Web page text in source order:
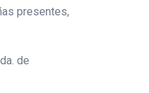
presentes,
de